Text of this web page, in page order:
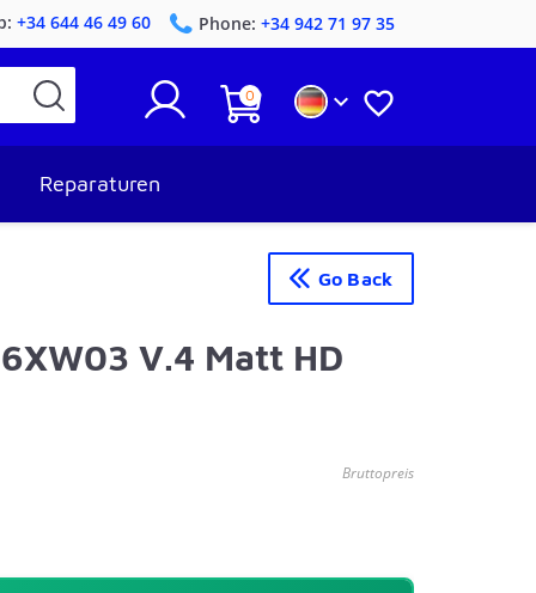
+34 644 46 49 60 Phone: +34 942 71 97 35
0  
Reparaturen
Go Back
V.4 Matt HD
Bruttopreis